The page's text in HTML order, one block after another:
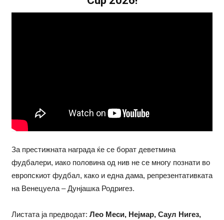
За престижната награда ќе се борат деветмина
фудбалери, иако половина од нив не се многу познати во
европскиот фудбал, како и една дама, репрезентативката
на Венецуела – Дунјашка Родригез.
Листата ја предводат: Лео Меси, Нејмар, Саул Нигез,